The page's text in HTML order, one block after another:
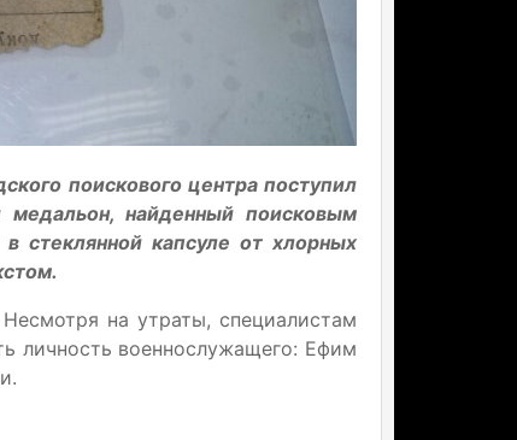
поискового центра поступил
медальон, найденный поисковым
стеклянной капсуле от хлорных
на утраты, специалистам
личность военнослужащего: Ефим